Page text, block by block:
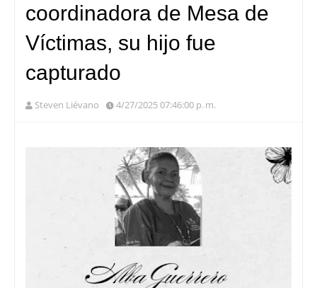
coordinadora de Mesa de
Víctimas, su hijo fue
capturado
Steven Liévano 4/27/2025 07:46:00 p. m.